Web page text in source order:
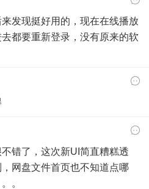
发现挺好用的，现在在线播放
都要重新登录，没有原来的软
错了，这次新UI简直糟糕透
网盘文件首页也不知道点哪
。